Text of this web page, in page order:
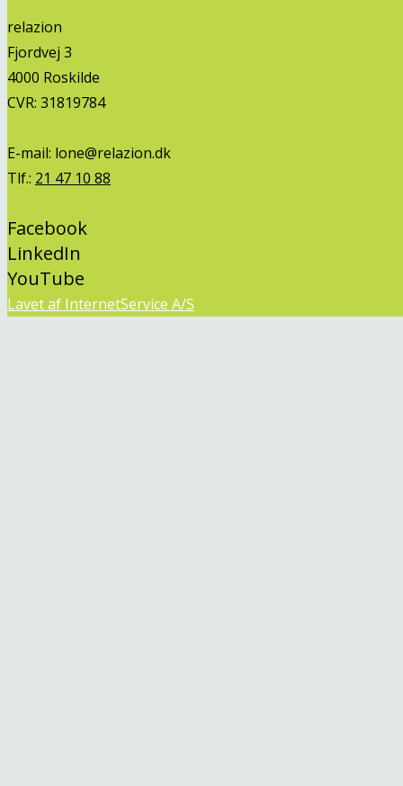
relazion
Fjordvej 3
4000 Roskilde
CVR: 31819784
E-mail: lone@relazion.dk
Tlf.: 21 47 10 88
Facebook
LinkedIn
YouTube
Lavet af InternetService A/S